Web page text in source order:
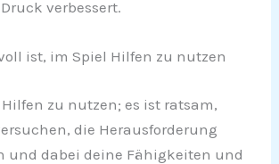
verbessert.
ist, im Spiel Hilfen zu nutzen
zu nutzen; es ist ratsam,
die Herausforderung
und dabei deine Fähigkeiten und